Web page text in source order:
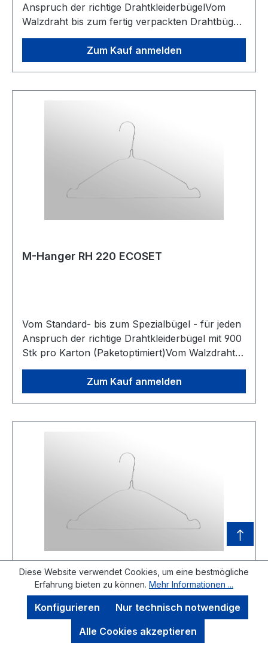
Anspruch der richtige DrahtkleiderbügelVom
Walzdraht bis zum fertig verpackten Drahtbügel.
Ständige Entwicklung in den Verfahren
Drahtzieherei und Galvanisierungstechnologie
zeichnen unsere Produkte bezüglich
Oberflächenbeschaffenheit besonders aus. Die
ermöglichen uns auftragsbezogene
Produktionsplanung mit integrierten
Qualitätskreisläufen.Finden Sie Ihren perfekten
Bügel aus unseren für Reinigung- sowie
Wäschereibedarf angepassten Bügeltypen.
Zum Kauf anmelden
M-Hanger RH 220 ECOSET
Vom Standard- bis zum Spezialbügel - für jeden
Anspruch der richtige Drahtkleiderbügel mit 900
Stk pro Karton (Paketoptimiert)Vom Walzdraht
bis zum fertig verpackten Drahtbügel. Ständige
Entwicklung in den Verfahren Drahtzieherei und
Galvanisierungstechnologie zeichnen unsere
Drahtfestigkeit und Oberflächenbeschaffenheit
Bügelproduktion ermöglichen uns
auftragsbezogene Produktionsplanung mit
integrierten Qualitätskreisläufen.Finden Sie Ihren
perfekten Bügel aus unseren für Reinigung-
sowie Wäschereibedarf angepassten Bügeltypen.
Zum Kauf anmelden
M-Hanger RH 230
Diese Website verwendet Cookies, um eine bestmögliche
Erfahrung bieten zu können. Mehr Informationen ...
Nur technisch notwendige
Konfigurieren
Alle Cookies akzeptieren